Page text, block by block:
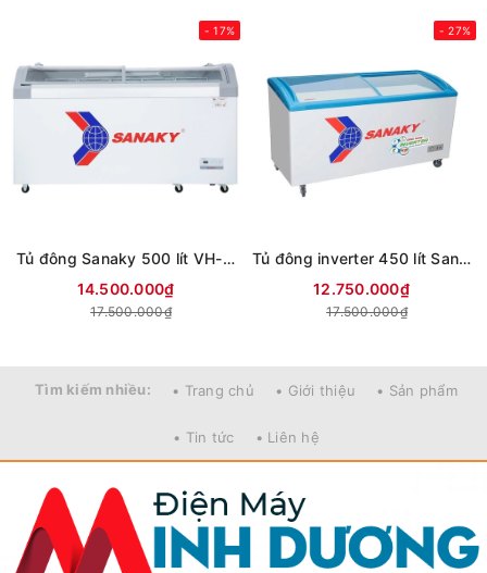
- 17%
Tủ đông Sanaky 500 lít VH-888KA
14.500.000₫
17.500.000₫
- 27%
Tủ đông inverter 450 lít Sanaky VH-6899K3
12.750.000₫
17.500.000₫
Tìm kiếm nhiều: • Trang chủ • Giới thiệu • Sản phẩm
• Tin tức • Liên hệ